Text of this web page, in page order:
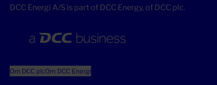
DCC Energi A/S is part of DCC Energy, of DCC plc.
Om DCC plcOm DCC Energi